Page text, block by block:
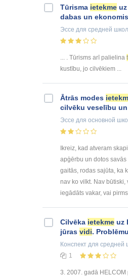
Tūrisma ietekme
dabas un
Эссе для средней
... . Tūrisms arī palielina
kustību, jo cilvēkiem ...
Ātrās modes
cilvēku veselību un
Эссе для основной
Ikreiz, kad atveram
apģērbu un dotos
gaitās, rodas sajūta, ka
nav ko vilkt. Nav būtiski,
iegādāts vakar, vai pirms
Cilvēka ietekme uz
jūras vidi.
Конспект для средней
1
3. 2007. gadā HELCOM